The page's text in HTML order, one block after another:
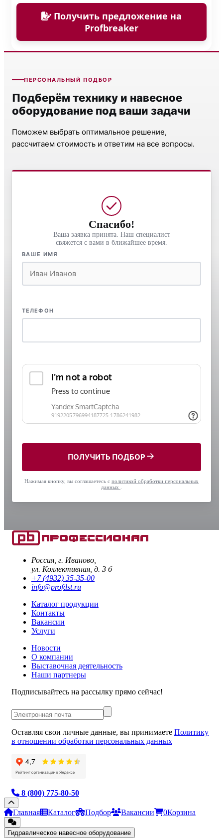
Получить предложение на
Profbreaker
ПЕРСОНАЛЬНЫЙ ПОДБОР
Подберём технику и навесное
оборудование под ваши задачи
Поможем выбрать оптимальное решение,
рассчитаем стоимость и ответим на все вопросы.
Спасибо!
Ваша заявка принята. Наш специалист
свяжется с вами в ближайшее время.
ВАШЕ ИМЯ
ТЕЛЕФОН
ПОЛУЧИТЬ ПОДБОР
Нажимая кнопку, вы соглашаетесь с политикой обработки персональных
данных
Россия, г. Иваново,
ул. Коллективная, д. 3 б
+7 (4932) 35-35-00
info@profdst.ru
Каталог продукции
Контакты
Вакансии
Услуги
Новости
О компании
Выставочная деятельность
Наши партнеры
Подписывайтесь на рассылку прямо сейчас!
Оставляя свои личные данные, вы принимаете Политику
в отношении обработки персональных данных
8 (800) 775-80-50
Главная Каталог Подбор Вакансии 0Корзина
Гидравлическое навесное оборудование